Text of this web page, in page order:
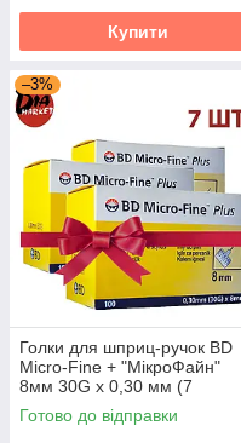
Купити
–3%
Голки для шприц-ручок BD
Micro-Fine + "МікроФайн"
8мм 30G x 0,30 мм (7
упаковок)
Готово до відправки